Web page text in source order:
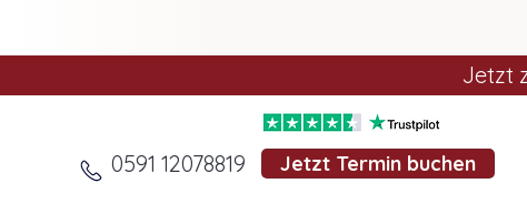
Jetzt
0591 12078819 Jetzt Termin buchen